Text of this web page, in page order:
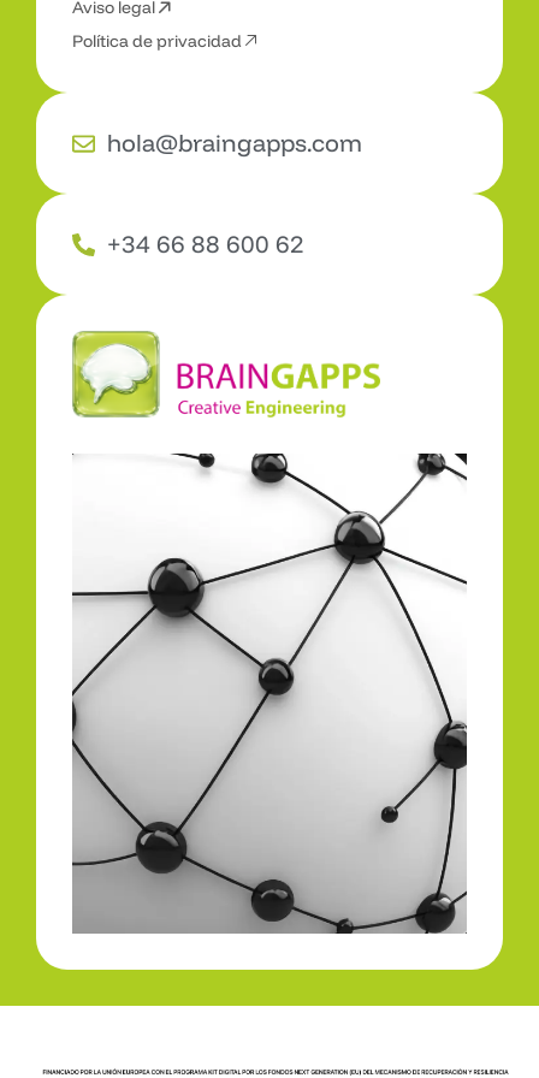
Conta ta
Aviso legal
Política de privacidad
hola@braingapps.com
+34 66 88 600 62